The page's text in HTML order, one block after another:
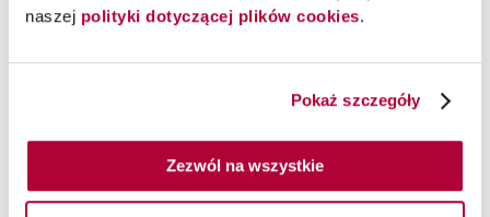
naszej polityki dotyczącej plików cookies.
Pokaż szczegóły
Zezwól na wszystkie
Zmywacz do lakieru
Bond Aid Ph Balancing
Preparat do regulacji pH paznokci